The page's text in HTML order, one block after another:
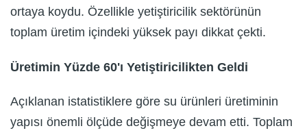
ortaya koydu. Özellikle yetiştiricilik sektörünün
toplam üretim içindeki yüksek payı dikkat çekti.
Üretimin Yüzde 60'ı Yetiştiricilikten Geldi
Açıklanan istatistiklere göre su ürünleri üretiminin
yapısı önemli ölçüde değişmeye devam etti. Toplam